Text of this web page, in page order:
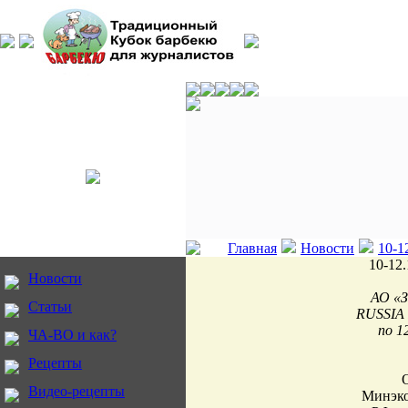
Главная Новости
10-
Новости
Статьи
ЧА-ВО и как?
Рецепты
Видео-рецепты
10-
АО
по